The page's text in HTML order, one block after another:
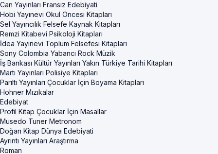
Can Yayınları Fransiz Edebiyati
Hobi Yayınevi Okul Öncesi Kitapları
Sel Yayıncılık Felsefe Kaynak Kitapları
Remzi Kitabevi Psikoloji Kitapları
İdea Yayınevi Toplum Felsefesi Kitapları
Sony Colombia Yabancı Rock Müzik
İş Bankası Kültür Yayınları Yakın Türkiye Tarihi Kitapları
Martı Yayınları Polisiye Kitapları
Parıltı Yayınları Çocuklar İçin Boyama Kitapları
Hohner Mızıkalar
Edebiyat
Profil Kitap Çocuklar İçin Masallar
Musedo Tuner Metronom
Doğan Kitap Dünya Edebiyati
Ayrıntı Yayınları Araştırma
Roman